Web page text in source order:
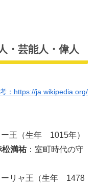
・芸能人・偉人
：https://ja.wikipedia.org/
ー王（生年 1015年）
松満祐：室町時代の守
ーリャ王（生年 1478